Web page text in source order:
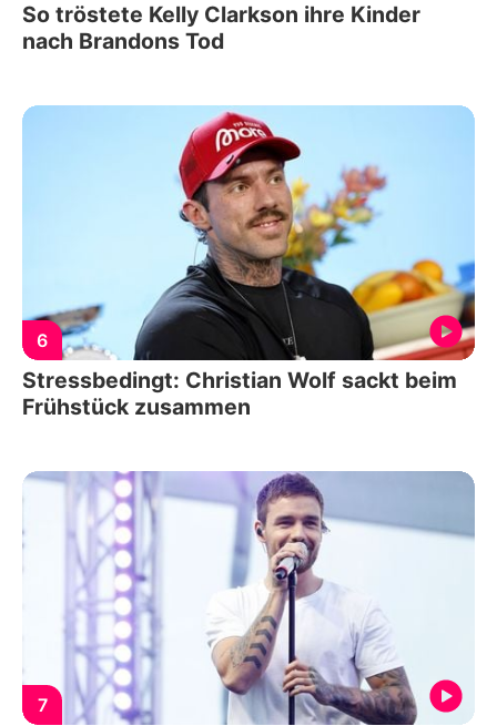
So tröstete Kelly Clarkson ihre Kinder
nach Brandons Tod
6
Stressbedingt: Christian Wolf sackt beim
Frühstück zusammen
7